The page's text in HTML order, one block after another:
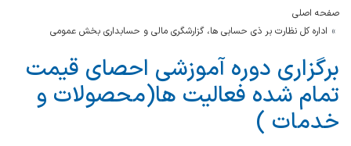
صفحه اصلی
اداره کل نظارت بر ذی حسابی ها، گزارشگری مالی و حسابداری بخش عمومی
برگزاری دوره آموزشی احصای قیمت
تمام شده فعالیت ها(محصولات و
خدمات )